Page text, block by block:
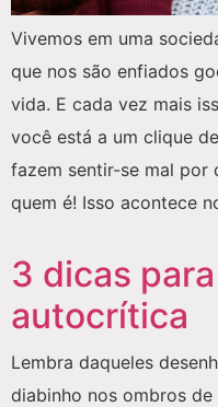
Vivemos em uma
que nos são enfiados
vida. E cada vez mais
você está a um clique
fazem sentir-se mal por
quem é! Isso acontece
3 dicas
autocrítica
Lembra daqueles
diabinho nos ombros